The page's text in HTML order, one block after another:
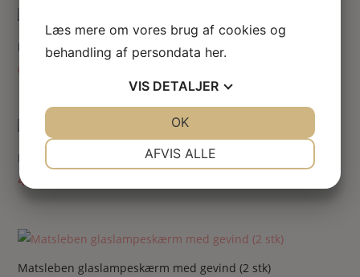
Miniature spids skruepære 12V (4 stk)
63.00
Bi-Pin fatning og ledning (2 stk)
40.00
Matsleben glaslampeskærm med gevind (2 stk)
Læs mere om vores brug af cookies og
behandling af persondata her.
VIS DETALJER
AFVIS ALLE
OK